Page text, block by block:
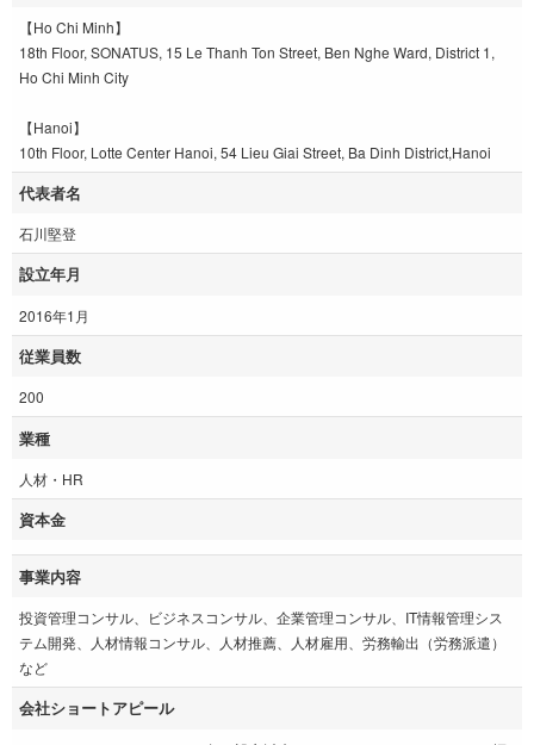
【Ho Chi Minh】
18th Floor, SONATUS, 15 Le Thanh Ton Street, Ben Nghe Ward, District 1,
Ho Chi Minh City
【Hanoi】
10th Floor, Lotte Center Hanoi, 54 Lieu Giai Street, Ba Dinh District,Hanoi
代表者名
石川堅登
設立年月
2016年1月
従業員数
200
業種
人材・HR
資本金
事業内容
投資管理コンサル、ビジネスコンサル、企業管理コンサル、IT情報管理シス
テム開発、人材情報コンサル、人材推薦、人材雇用、労務輸出（労務派遣）
など
会社ショートアピール